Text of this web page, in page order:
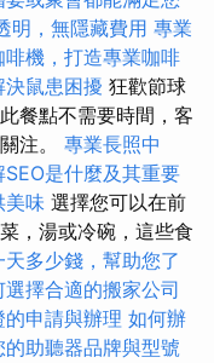
明，無隱藏費用 專業
啡機，打造專業咖啡
鼠患困擾 狂歡節球
餐點不需要時間，客
注。 專業長照中
SEO是什麼及其重要
美味 選擇您可以在前
，湯或冷碗，這些食
天多少錢，幫助您了
擇合適的搬家公司
申請與辦理 如何辦
助聽器品牌與型號